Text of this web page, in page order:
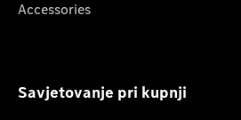
Accessories
Savjetovanje pri kupnji